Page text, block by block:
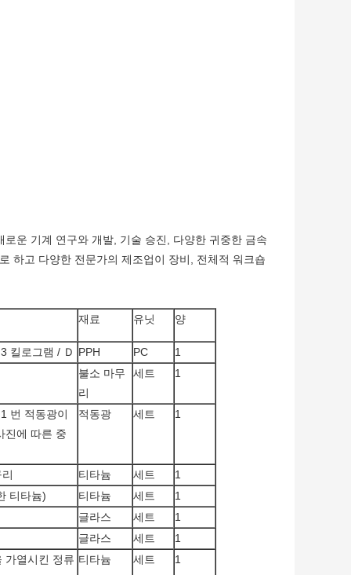
운 기계 연구와 개발, 기술 승진, 다양한 귀중한 금속
하고 다양한 전문가의 제조업이 장비, 전체적 워크숍
재료 유닛 양
킬로그램 / Ｄ PPH PC
1
불소 마무
리
세트 1
번 적동광이
진에 따른 중
적동광 세트 1
티타늄 세트
1
티타늄)
티타늄 세트
1
글라스
세트
1
글라스
세트
1
가열시킨 정류 티타늄 세트 1